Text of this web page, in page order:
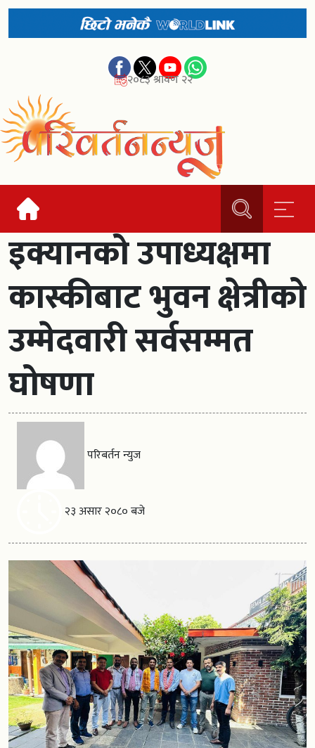
२०८३ श्रावण २२
इक्यानको उपाध्यक्षमा
कास्कीबाट भुवन क्षेत्रीको
उम्मेदवारी सर्वसम्मत
घोषणा
परिबर्तन न्युज
२३ असार २०८० बजे